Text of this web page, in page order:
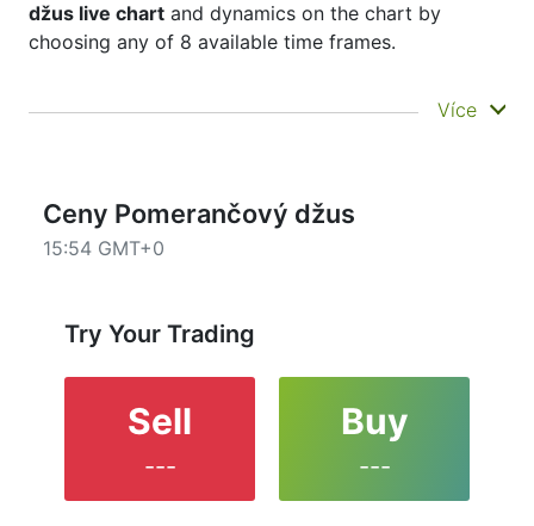
džus live chart and dynamics on the chart by
choosing any of 8 available time frames.
By moving the start and end of the timeframe in the
type of display of thePomerančový džus live chart
– Candles or Lines chart – through the buttons in the
upper left corner of the chart. All clients that have
the ORANGE and watching its performance on the
charts will help them to make their final decision.
Více
Ceny Pomerančový džus
15:54 GMT+0
Try Your Trading
Sell
---
Buy
---